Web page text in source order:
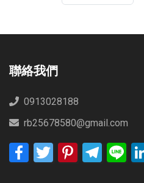
聯絡我們
0913028188
rb25678580@gmail.com
FacebookTwitter PinterestTelegram
Line